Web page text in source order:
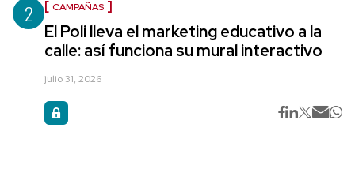
2 CAMPAÑAS
El Poli lleva el marketing educativo a la
calle: así funciona su mural interactivo
julio 31, 2026